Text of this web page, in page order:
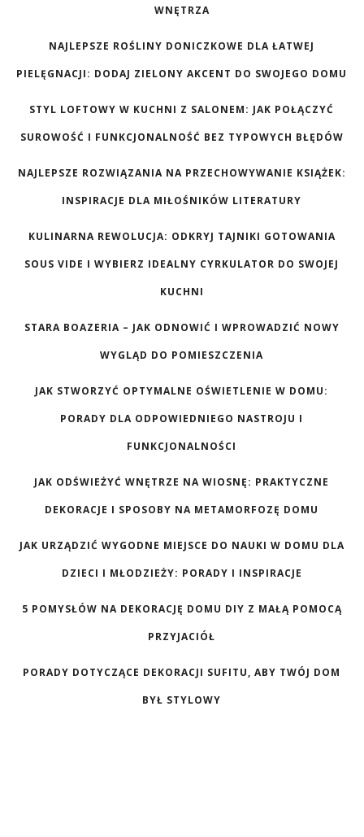
WNĘTRZA
NAJLEPSZE ROŚLINY DONICZKOWE DLA ŁATWEJ
PIELĘGNACJI: DODAJ ZIELONY AKCENT DO SWOJEGO DOMU
STYL LOFTOWY W KUCHNI Z SALONEM: JAK POŁĄCZYĆ
SUROWOŚĆ I FUNKCJONALNOŚĆ BEZ TYPOWYCH BŁĘDÓW
NAJLEPSZE ROZWIĄZANIA NA PRZECHOWYWANIE KSIĄŻEK:
INSPIRACJE DLA MIŁOŚNIKÓW LITERATURY
KULINARNA REWOLUCJA: ODKRYJ TAJNIKI GOTOWANIA
SOUS VIDE I WYBIERZ IDEALNY CYRKULATOR DO SWOJEJ
KUCHNI
STARA BOAZERIA – JAK ODNOWIĆ I WPROWADZIĆ NOWY
WYGLĄD DO POMIESZCZENIA
JAK STWORZYĆ OPTYMALNE OŚWIETLENIE W DOMU:
PORADY DLA ODPOWIEDNIEGO NASTROJU I
FUNKCJONALNOŚCI
JAK ODŚWIEŻYĆ WNĘTRZE NA WIOSNĘ: PRAKTYCZNE
DEKORACJE I SPOSOBY NA METAMORFOZĘ DOMU
JAK URZĄDZIĆ WYGODNE MIEJSCE DO NAUKI W DOMU DLA
DZIECI I MŁODZIEŻY: PORADY I INSPIRACJE
5 POMYSŁÓW NA DEKORACJĘ DOMU DIY Z MAŁĄ POMOCĄ
PRZYJACIÓŁ
PORADY DOTYCZĄCE DEKORACJI SUFITU, ABY TWÓJ DOM
BYŁ STYLOWY